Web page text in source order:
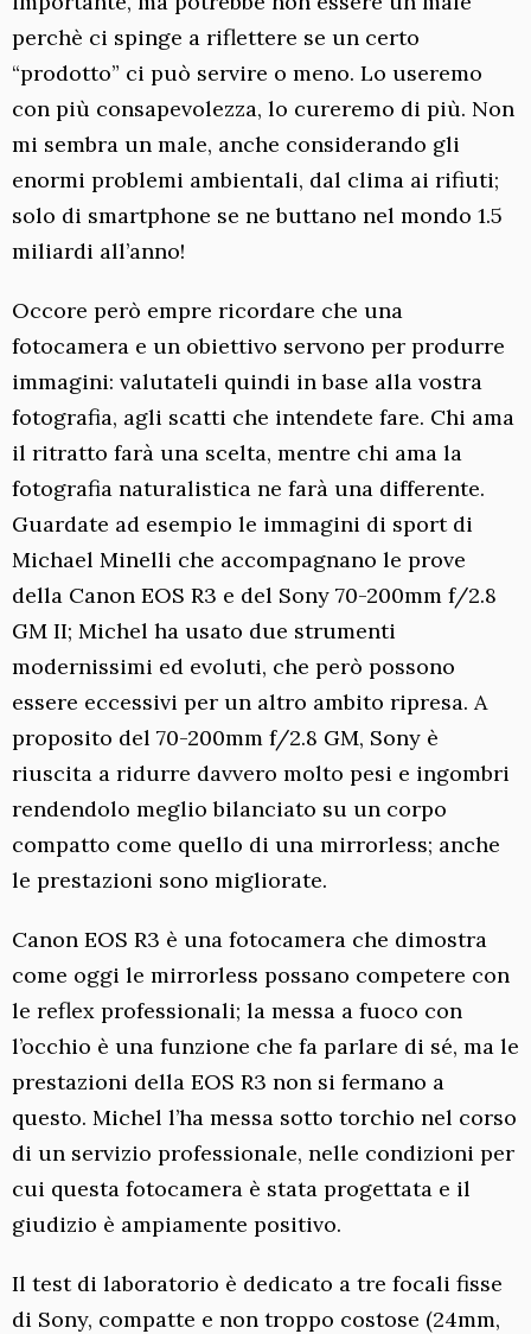
perchè ci spinge a riflettere se un certo
“prodotto” ci può servire o meno. Lo useremo
con più consapevolezza, lo cureremo di più. Non
mi sembra un male, anche considerando gli
enormi problemi ambientali, dal clima ai rifiuti;
solo di smartphone se ne buttano nel mondo 1.5
miliardi all’anno!
Occore però empre ricordare che una
fotocamera e un obiettivo servono per produrre
immagini: valutateli quindi in base alla vostra
fotografia, agli scatti che intendete fare. Chi ama
il ritratto farà una scelta, mentre chi ama la
fotografia naturalistica ne farà una differente.
Guardate ad esempio le immagini di sport di
Michael Minelli che accompagnano le prove
della Canon EOS R3 e del Sony 70-200mm f/2.8
GM II; Michel ha usato due strumenti
modernissimi ed evoluti, che però possono
essere eccessivi per un altro ambito ripresa. A
proposito del 70-200mm f/2.8 GM, Sony è
riuscita a ridurre davvero molto pesi e ingombri
rendendolo meglio bilanciato su un corpo
compatto come quello di una mirrorless; anche
le prestazioni sono migliorate.
Canon EOS R3 è una fotocamera che dimostra
come oggi le mirrorless possano competere con
le reflex professionali; la messa a fuoco con
l’occhio è una funzione che fa parlare di sé, ma le
prestazioni della EOS R3 non si fermano a
questo. Michel l’ha messa sotto torchio nel corso
di un servizio professionale, nelle condizioni per
cui questa fotocamera è stata progettata e il
giudizio è ampiamente positivo.
Il test di laboratorio è dedicato a tre focali fisse
di Sony, compatte e non troppo costose (24mm,